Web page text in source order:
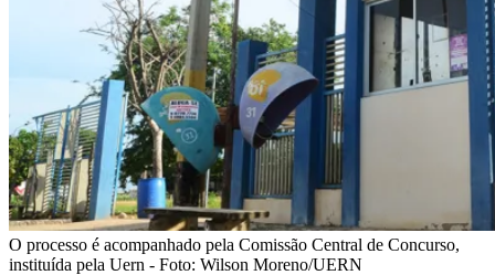
O processo é acompanhado pela Comissão Central de Concurso,
instituída pela Uern - Foto: Wilson Moreno/UERN